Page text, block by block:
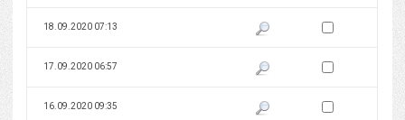
18.09.2020 07:13 Pokaż podgląd wersji z dnia
Zaznacz wersję do
17.09.2020 06:57 Pokaż podgląd wersji z dnia
Zaznacz wersję do
16.09.2020 09:35 Pokaż podgląd wersji z dnia
Zaznacz wersję do